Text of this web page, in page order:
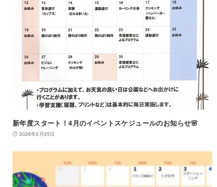
新年度スタート！4月のイベントスケジュールのお知らせ🌸
2026年3月25日